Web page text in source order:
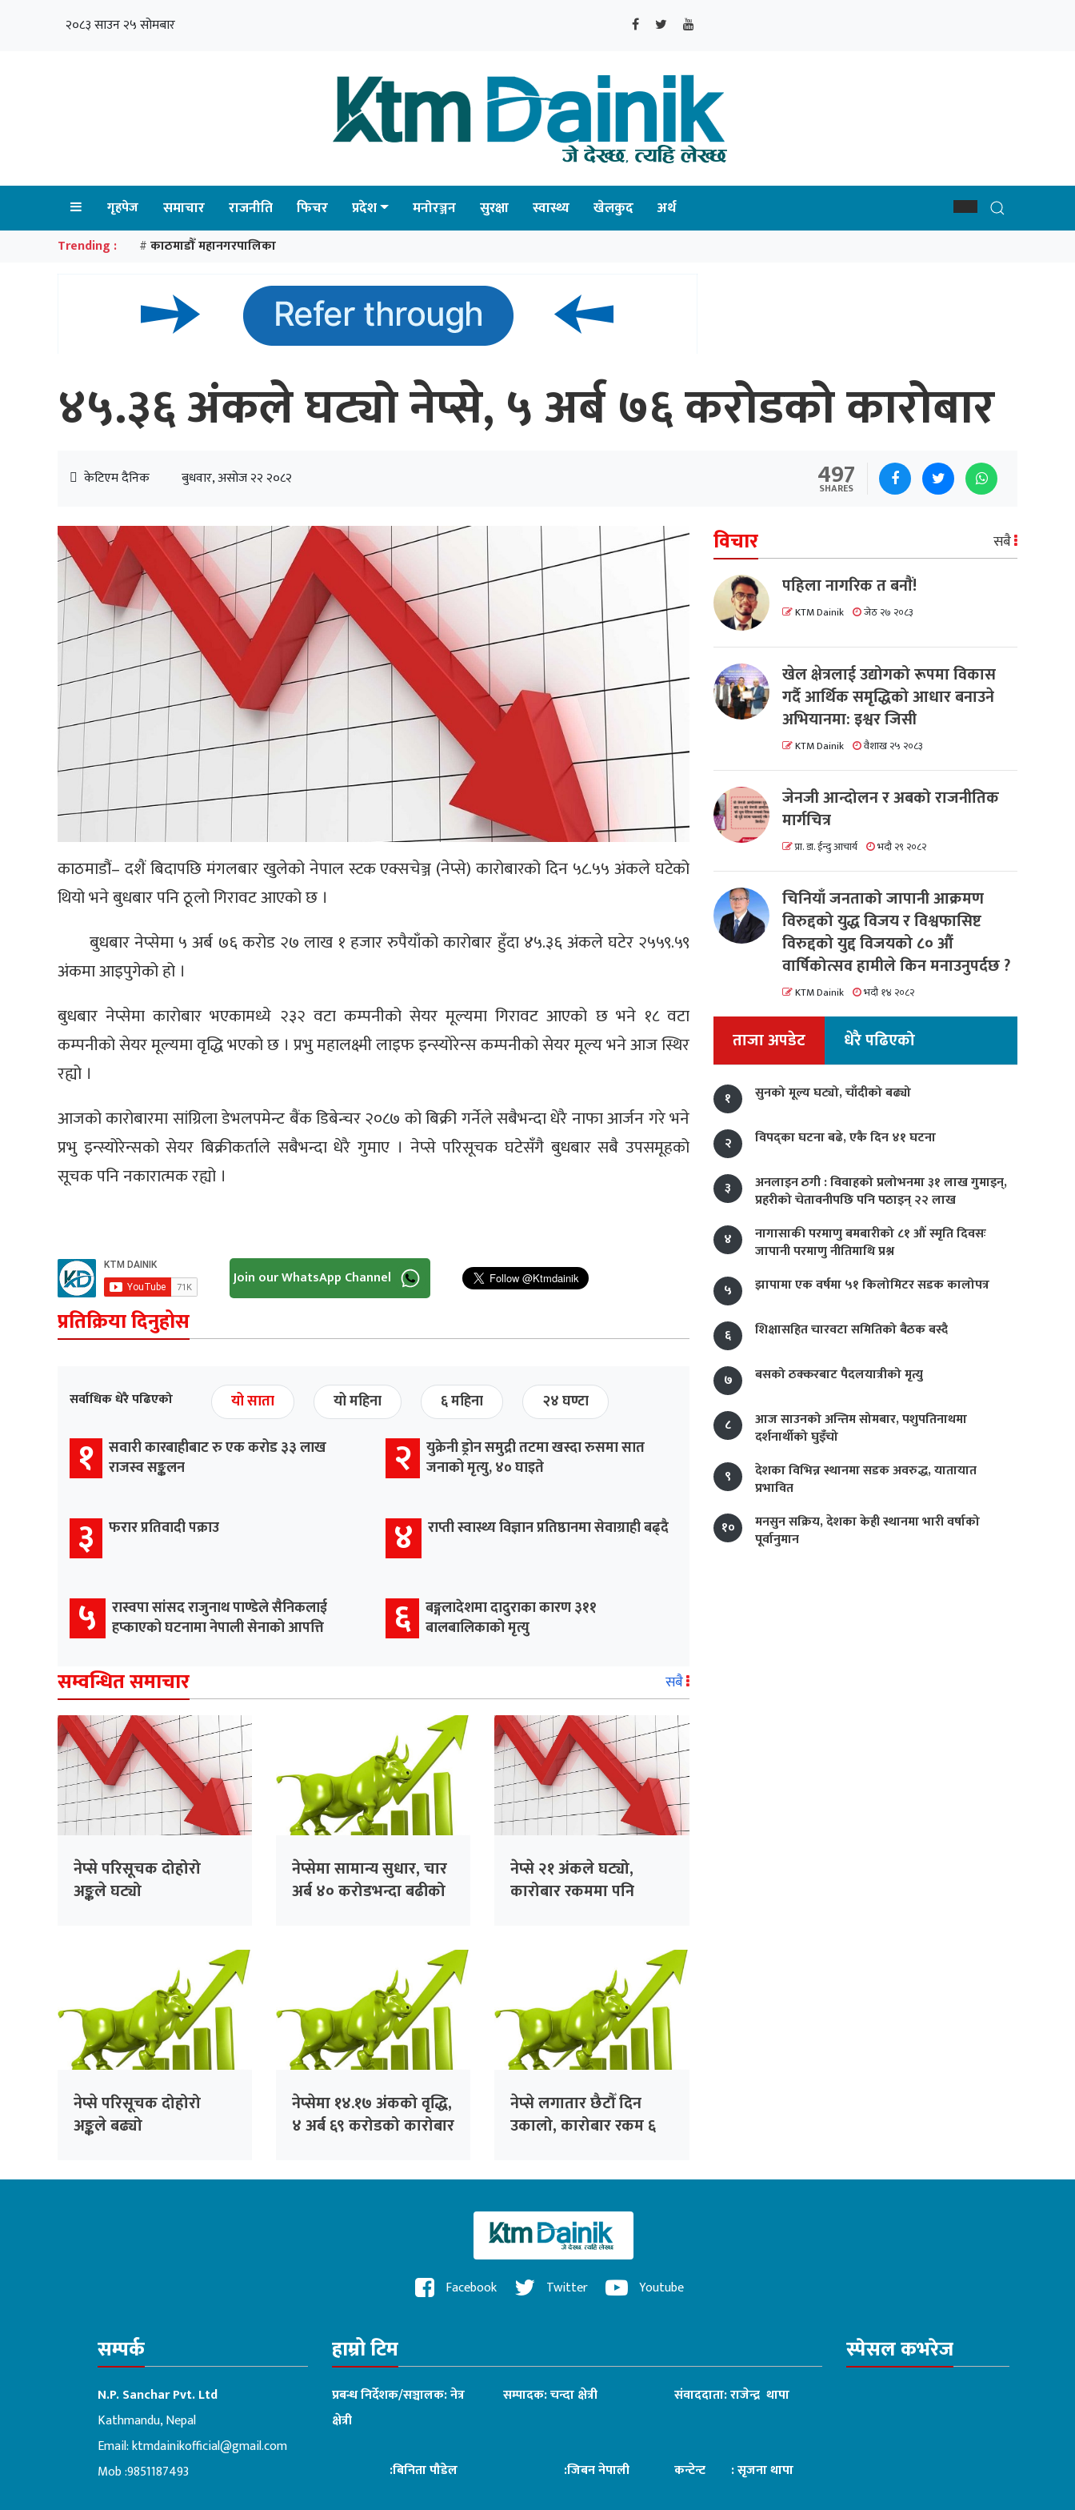
२०८३ साउन २५ सोमबार
गृहपेज समाचार राजनीति फिचर प्रदेश मनोरञ्जन सुरक्षा स्वास्थ्य खेलकुद अर्थ
Trending : # काठमाडौँ महानगरपालिका
४५.३६ अंकले घट्यो नेप्से, ५ अर्ब ७६ करोडको कारोबार
केटिएम दैनिक बुधवार, असोज २२ २०८२ 497
SHARES
काठमाडौं– दशैं बिदापछि मंगलबार खुलेको नेपाल स्टक एक्सचेञ्ज (नेप्से) कारोबारको दिन ५८.५५ अंकले घटेको
थियो भने बुधबार पनि ठूलो गिरावट आएको छ ।
बुधबार नेप्सेमा ५ अर्ब ७६ करोड २७ लाख १ हजार रुपैयाँको कारोबार हुँदा ४५.३६ अंकले घटेर २५५९.५९
अंकमा आइपुगेको हो ।
बुधबार नेप्सेमा कारोबार भएकामध्ये २३२ वटा कम्पनीको सेयर मूल्यमा गिरावट आएको छ भने १८ वटा
कम्पनीको सेयर मूल्यमा वृद्धि भएको छ । प्रभु महालक्ष्मी लाइफ इन्स्योरेन्स कम्पनीको सेयर मूल्य भने आज स्थिर
रह्यो ।
आजको कारोबारमा सांग्रिला डेभलपमेन्ट बैंक डिबेन्चर २०८७ को बिक्री गर्नेले सबैभन्दा धेरै नाफा आर्जन गरे भने
प्रभु इन्स्योरेन्सको सेयर बिक्रीकर्ताले सबैभन्दा धेरै गुमाए । नेप्से परिसूचक घटेसँगै बुधबार सबै उपसमूहको
सूचक पनि नकारात्मक रह्यो ।
Join our WhatsApp Channel
प्रतिक्रिया दिनुहोस
सर्वाधिक धेरै पढिएको यो साता यो महिना ६ महिना २४ घण्टा
१
सवारी कारबाहीबाट रु एक करोड ३३ लाख
राजस्व सङ्कलन
२
युक्रेनी ड्रोन समुद्री तटमा खस्दा रुसमा सात
जनाको मृत्यु, ४० घाइते
३ फरार प्रतिवादी पक्राउ ४ राप्ती स्वास्थ्य विज्ञान प्रतिष्ठानमा सेवाग्राही बढ्दै
५
रास्वपा सांसद राजुनाथ पाण्डेले सैनिकलाई
हप्काएको घटनामा नेपाली सेनाको आपत्ति
६ बङ्गलादेशमा दादुराका कारण ३११
बालबालिकाको मृत्यु
सम्वन्धित समाचार सबै
नेप्से परिसूचक दोहोरो
अङ्कले घट्यो
नेप्सेमा सामान्य सुधार, चार
अर्ब ४० करोडभन्दा बढीको
नेप्से २१ अंकले घट्यो,
कारोबार रकममा पनि
नेप्से परिसूचक दोहोरो
अङ्कले बढ्यो
नेप्सेमा १४.१७ अंकको वृद्धि,
४ अर्ब ६९ करोडको कारोबार
नेप्से लगातार छैटौँ दिन
उकालो, कारोबार रकम ६
विचार सबै
पहिला नागरिक त बनाैं!
KTM Dainik जेठ २७ २०८३
खेल क्षेत्रलाई उद्योगको रूपमा विकास
गर्दै आर्थिक समृद्धिको आधार बनाउने
अभियानमा: इश्वर जिसी
KTM Dainik वैशाख २५ २०८३
जेनजी आन्दोलन र अबको राजनीतिक
मार्गचित्र
प्रा. डा. ईन्दु आचार्य भदौ २९ २०८२
चिनियाँ जनताको जापानी आक्रमण
विरुद्दको युद्ध विजय र विश्वफासिष्ट
विरुद्दको युद्द विजयको ८० औं
वार्षिकोत्सव हामीले किन मनाउनुपर्दछ ?
KTM Dainik भदौ १४ २०८२
ताजा अपडेट धेरै पढिएको
१ सुनको मूल्य घट्यो, चाँदीको बढ्यो
२ विपद्का घटना बढे, एकै दिन ४१ घटना
३
अनलाइन ठगी : विवाहको प्रलोभनमा ३१ लाख गुमाइन्,
प्रहरीको चेतावनीपछि पनि पठाइन् २२ लाख
४
नागासाकी परमाणु बमबारीको ८१ औं स्मृति दिवसः
जापानी परमाणु नीतिमाथि प्रश्न
५
झापामा एक वर्षमा ५१ किलोमिटर सडक कालोपत्र
६ शिक्षासहित चारवटा समितिको बैठक बस्दै
७ बसको ठक्करबाट पैदलयात्रीको मृत्यु
८
आज साउनको अन्तिम सोमबार, पशुपतिनाथमा
दर्शनार्थीको घुइँचो
९
देशका विभिन्न स्थानमा सडक अवरुद्ध, यातायात
प्रभावित
१०
मनसुन सक्रिय, देशका केही स्थानमा भारी वर्षाको
पूर्वानुमान
Facebook Twitter Youtube
सम्पर्क
N.P. Sanchar Pvt. Ltd
Kathmandu, Nepal
Email:ktmdainikofficial@gmail.com
Mob :9851187493
हाम्रो टिम
प्रबन्ध निर्देशक/सञ्चालक: नेत्र
क्षेत्री
सम्पादक: चन्दा क्षेत्री संवाददाता: राजेन्द्र थापा
:बिनिता पौडेल :जिबन नेपाली कन्टेन्ट : सृजना थापा
स्पेसल कभरेज